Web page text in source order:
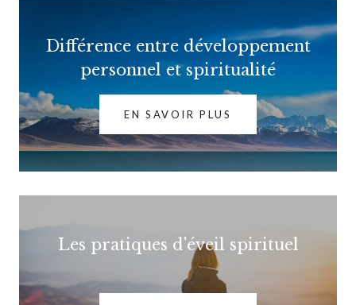
Différence entre développement
personnel et spiritualité
EN SAVOIR PLUS
Les pratiques d'éveil spirituel